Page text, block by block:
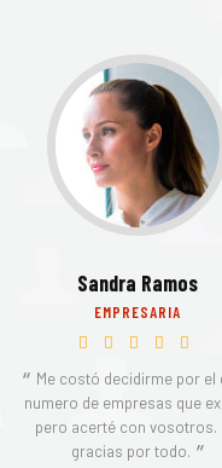
Sandra Ramos
EMPRESARIA
Me costó decidirme por el
numero de empresas que
pero acerté con vosotros.
gracias por todo.